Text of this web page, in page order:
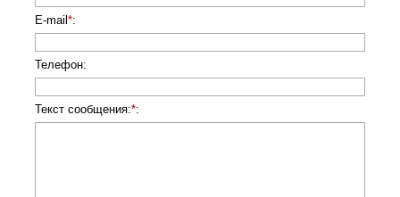
E-mail *:
Телефон:
Текст сообщения:*: